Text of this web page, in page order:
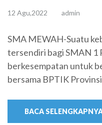
12 Agu,2022 admin
SMA MEWAH-Suatu
tersendiri bagi SMAN 1
berkesempatan untuk
bersama BPTIK
BACA